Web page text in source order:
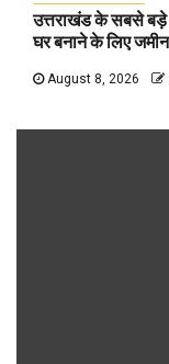
उत्तराखंड के सबसे बड़े
घर बनाने के लिए
August 8, 2026